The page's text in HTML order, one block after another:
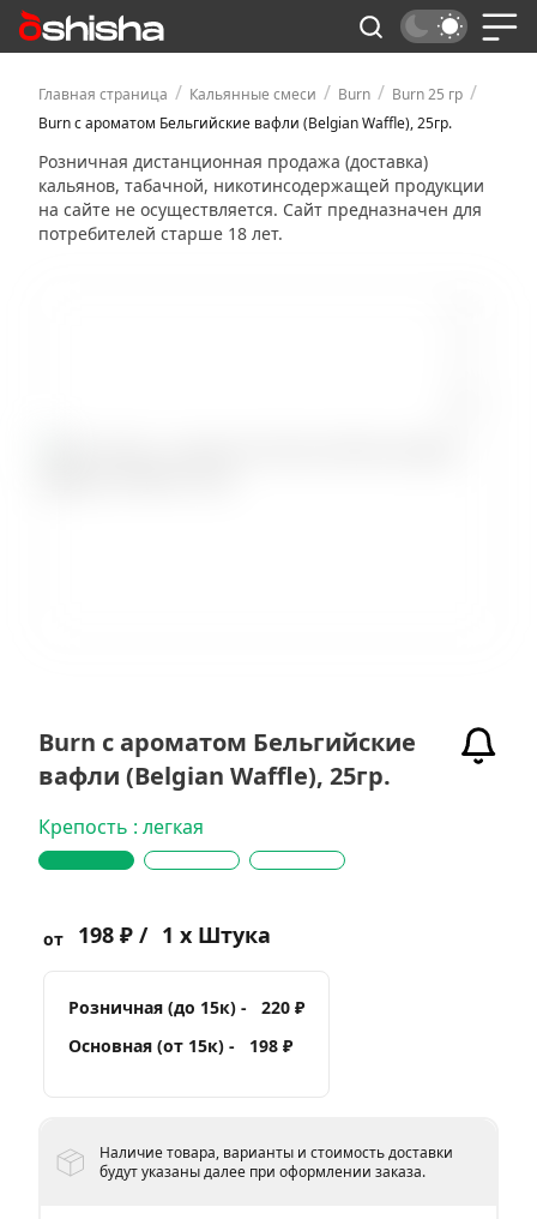
Главная страница / Кальянные смеси / Burn / Burn 25 гр /
Burn с ароматом Бельгийские вафли (Belgian Waffle), 25гр.
Розничная дистанционная продажа (доставка)
кальянов, табачной, никотинсодержащей продукции
на сайте не осуществляется. Сайт предназначен для
потребителей старше 18 лет.
Burn с ароматом Бельгийские
вафли (Belgian Waffle), 25гр.
Крепость : легкая
от 198 ₽ / 1 x Штука
Розничная (до 15к) -
220 ₽
Основная (от 15к) -
198 ₽
Наличие товара, варианты и стоимость доставки
будут указаны далее при оформлении заказа.